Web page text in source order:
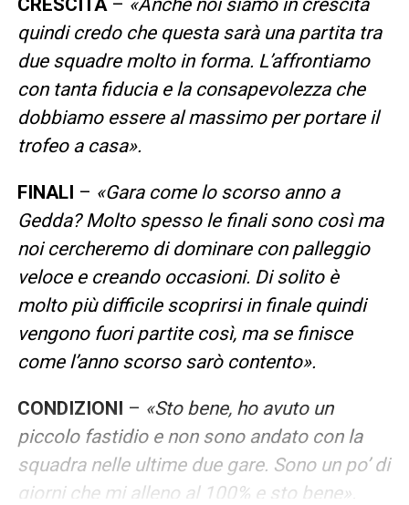
quindi credo che questa sarà una partita tra
due squadre molto in forma. L’affrontiamo
con tanta fiducia e la consapevolezza che
dobbiamo essere al massimo per portare il
trofeo a casa».
FINALI – «Gara come lo scorso anno a
Gedda? Molto spesso le finali sono così ma
noi cercheremo di dominare con palleggio
veloce e creando occasioni. Di solito è
molto più difficile scoprirsi in finale quindi
vengono fuori partite così, ma se finisce
come l’anno scorso sarò contento».
CONDIZIONI – «Sto bene, ho avuto un
piccolo fastidio e non sono andato con la
squadra nelle ultime due gare. Sono un po’ di
giorni che mi alleno al 100% e sto bene».